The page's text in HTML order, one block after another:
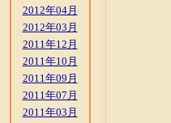
2012年04月
2012年03月
2011年12月
2011年10月
2011年09月
2011年07月
2011年03月